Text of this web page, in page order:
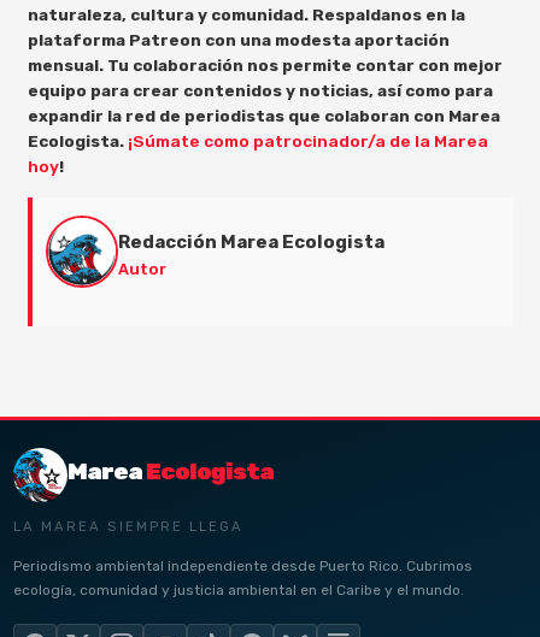
naturaleza, cultura y comunidad. Respaldanos en la
plataforma Patreon con una modesta aportación
mensual. Tu colaboración nos permite contar con mejor
equipo para crear contenidos y noticias, así como para
expandir la red de periodistas que colaboran con Marea
Ecologista. ¡Súmate como patrocinador/a de la Marea
hoy!
Redacción Marea Ecologista
Autor
MareaEcologista
LA MAREA SIEMPRE LLEGA
Periodismo ambiental independiente desde Puerto Rico. Cubrimos
ecología, comunidad y justicia ambiental en el Caribe y el mundo.